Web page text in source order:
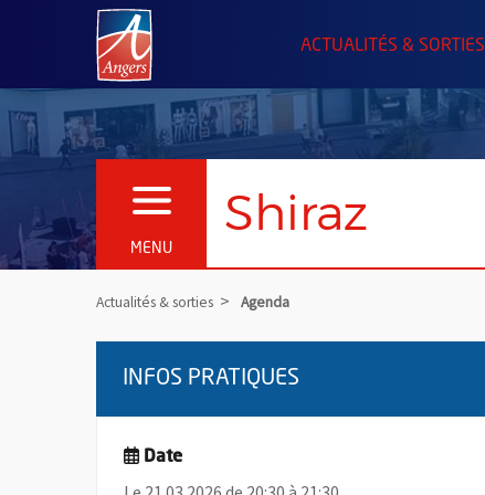
Angers.fr : Retour à l'accueil
ACTUALITÉS & SORTIES
MENU
OUVRIR LE MENU Shiraz
Actualités & sorties Agenda
INFOS PRATIQUES
Date